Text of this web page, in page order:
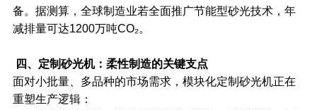
备。据测算，全球制造业若全面推广节能型砂光技术，年
减排量可达1200万吨CO₂。
四、定制砂光机：柔性制造的关键支点
面对小批量、多品种的市场需求，模块化定制砂光机正在
重塑生产逻辑：